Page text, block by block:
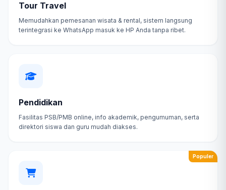
Tour Travel
Memudahkan pemesanan wisata & rental, sistem langsung
terintegrasi ke WhatsApp masuk ke HP Anda tanpa ribet.
Pendidikan
Fasilitas PSB/PMB online, info akademik, pengumuman, serta
direktori siswa dan guru mudah diakses.
Populer